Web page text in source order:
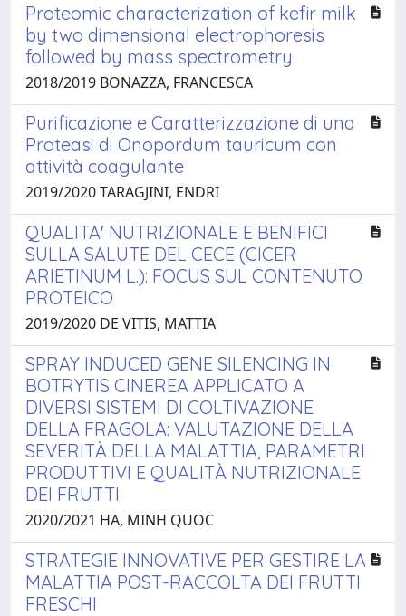
Proteomic characterization of kefir milk
by two dimensional electrophoresis
followed by mass spectrometry
2018/2019 BONAZZA, FRANCESCA
Purificazione e Caratterizzazione di una
Proteasi di Onopordum tauricum con
attività coagulante
2019/2020 TARAGJINI, ENDRI
QUALITA' NUTRIZIONALE E BENIFICI
SULLA SALUTE DEL CECE (CICER
ARIETINUM L.): FOCUS SUL CONTENUTO
PROTEICO
2019/2020 DE VITIS, MATTIA
SPRAY INDUCED GENE SILENCING IN
BOTRYTIS CINEREA APPLICATO A
DIVERSI SISTEMI DI COLTIVAZIONE
DELLA FRAGOLA: VALUTAZIONE DELLA
SEVERITÀ DELLA MALATTIA, PARAMETRI
PRODUTTIVI E QUALITÀ NUTRIZIONALE
DEI FRUTTI
2020/2021 HA, MINH QUOC
STRATEGIE INNOVATIVE PER GESTIRE LA
MALATTIA POST-RACCOLTA DEI FRUTTI
FRESCHI